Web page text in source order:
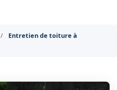
/
Entretien de toiture à